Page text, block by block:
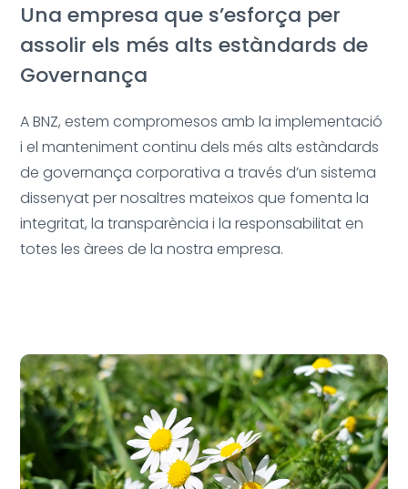
Una empresa que s’esforça per
assolir els més alts estàndards de
Governança
A BNZ, estem compromesos amb la implementació
i el manteniment continu dels més alts estàndards
de governança corporativa a través d’un sistema
dissenyat per nosaltres mateixos que fomenta la
integritat, la transparència i la responsabilitat en
totes les àrees de la nostra empresa.